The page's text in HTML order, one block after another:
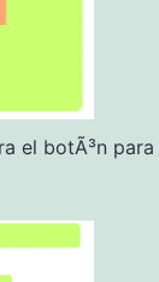
el botÃ³n para